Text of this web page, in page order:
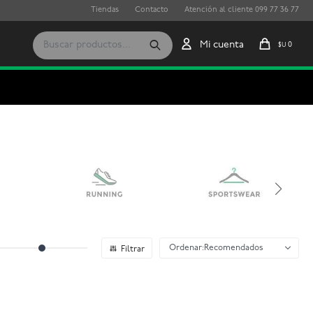
$U 0
Tiendas Contacto Atención al cliente 099 77 36 77
Recomendados